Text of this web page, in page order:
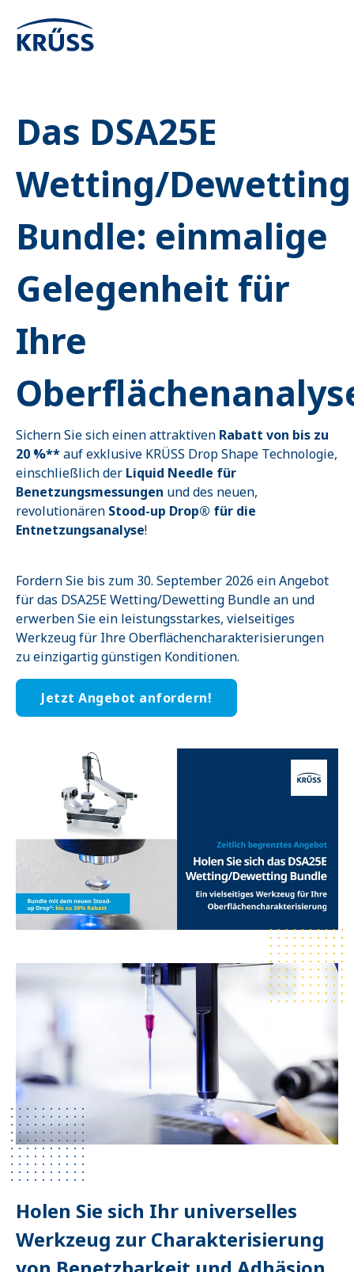
Das DSA25E
Wetting/Dewetting
Bundle: einmalige
Gelegenheit für
Ihre
Sichern Sie sich einen attraktiven Rabatt von bis zu
20 %**auf exklusive KRÜSS Drop Shape Technologie,
einschließlich der Liquid Needle für
Benetzungsmessungen und des neuen,
revolutionären Stood-up Drop® für die
Entnetzungsanalyse!
Fordern Sie bis zum 30. September 2026 ein Angebot
für das DSA25E Wetting/Dewetting Bundle an und
erwerben Sie ein leistungsstarkes, vielseitiges
Werkzeug für Ihre Oberflächencharakterisierungen
zu einzigartig günstigen Konditionen.
Jetzt Angebot anfordern!
Holen Sie sich Ihr universelles
Werkzeug zur Charakterisierung